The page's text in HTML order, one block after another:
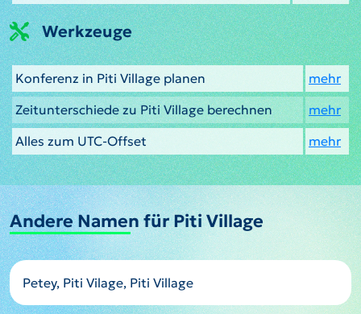
Werkzeuge
Konferenz in Piti Village planen
mehr
Zeitunterschiede zu Piti Village berechnen
mehr
Alles zum UTC-Offset
mehr
Andere Namen für Piti Village
Petey, Piti Vilage, Piti Village